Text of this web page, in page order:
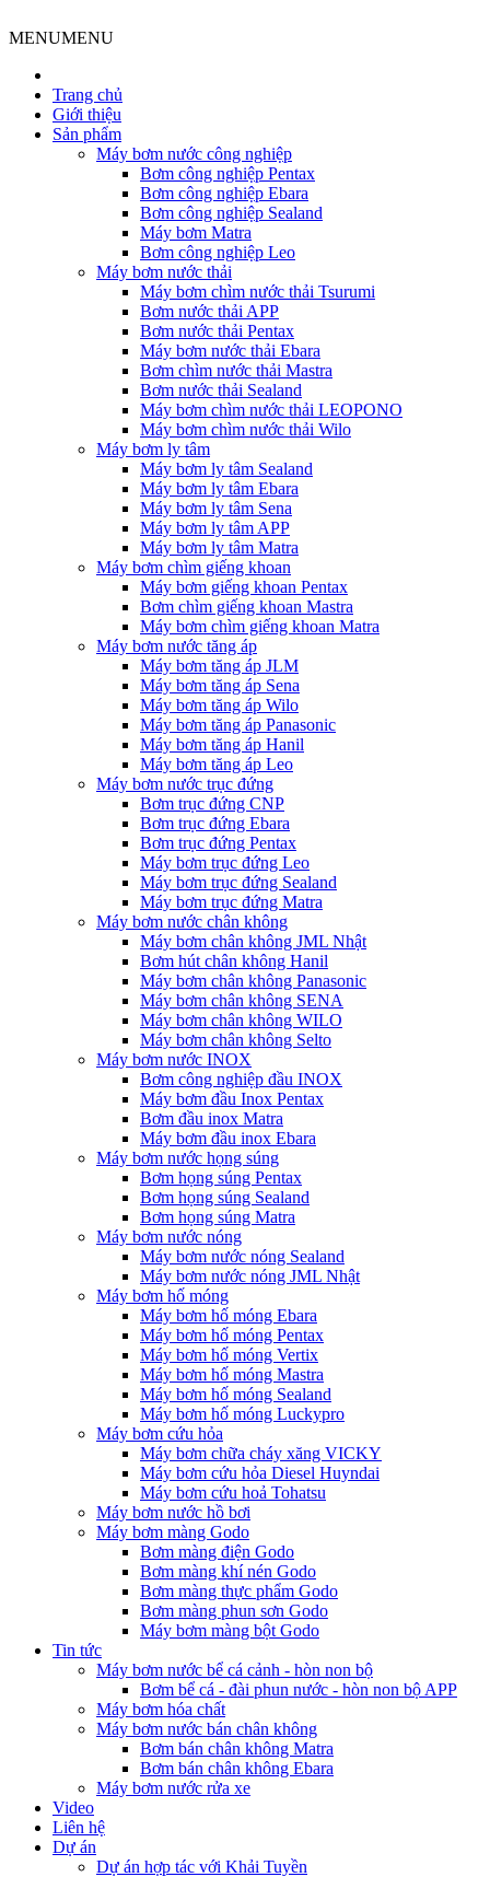
MENUMENU
Trang chủ
Giới thiệu
Sản phẩm
Máy bơm nước công nghiệp
Bơm công nghiệp Pentax
Bơm công nghiệp Ebara
Bơm công nghiệp Sealand
Máy bơm Matra
Bơm công nghiệp Leo
Máy bơm nước thải
Máy bơm chìm nước thải Tsurumi
Bơm nước thải APP
Bơm nước thải Pentax
Máy bơm nước thải Ebara
Bơm chìm nước thải Mastra
Bơm nước thải Sealand
Máy bơm chìm nước thải LEOPONO
Máy bơm chìm nước thải Wilo
Máy bơm ly tâm
Máy bơm ly tâm Sealand
Máy bơm ly tâm Ebara
Máy bơm ly tâm Sena
Máy bơm ly tâm APP
Máy bơm ly tâm Matra
Máy bơm chìm giếng khoan
Máy bơm giếng khoan Pentax
Bơm chìm giếng khoan Mastra
Máy bơm chìm giếng khoan Matra
Máy bơm nước tăng áp
Máy bơm tăng áp JLM
Máy bơm tăng áp Sena
Máy bơm tăng áp Wilo
Máy bơm tăng áp Panasonic
Máy bơm tăng áp Hanil
Máy bơm tăng áp Leo
Máy bơm nước trục đứng
Bơm trục đứng CNP
Bơm trục đứng Ebara
Bơm trục đứng Pentax
Máy bơm trục đứng Leo
Máy bơm trục đứng Sealand
Máy bơm trục đứng Matra
Máy bơm nước chân không
Máy bơm chân không JML Nhật
Bơm hút chân không Hanil
Máy bơm chân không Panasonic
Máy bơm chân không SENA
Máy bơm chân không WILO
Máy bơm chân không Selto
Máy bơm nước INOX
Bơm công nghiệp đầu INOX
Máy bơm đầu Inox Pentax
Bơm đầu inox Matra
Máy bơm đầu inox Ebara
Máy bơm nước họng súng
Bơm họng súng Pentax
Bơm họng súng Sealand
Bơm họng súng Matra
Máy bơm nước nóng
Máy bơm nước nóng Sealand
Máy bơm nước nóng JML Nhật
Máy bơm hố móng
Máy bơm hố móng Ebara
Máy bơm hố móng Pentax
Máy bơm hố móng Vertix
Máy bơm hố móng Mastra
Máy bơm hố móng Sealand
Máy bơm hố móng Luckypro
Máy bơm cứu hỏa
Máy bơm chữa cháy xăng VICKY
Máy bơm cứu hỏa Diesel Huyndai
Máy bơm cứu hoả Tohatsu
Máy bơm nước hồ bơi
Máy bơm màng Godo
Bơm màng điện Godo
Bơm màng khí nén Godo
Bơm màng thực phẩm Godo
Bơm màng phun sơn Godo
Máy bơm màng bột Godo
Tin tức
Máy bơm nước bể cá cảnh - hòn non bộ
Bơm bể cá - đài phun nước - hòn non bộ APP
Máy bơm hóa chất
Máy bơm nước bán chân không
Bơm bán chân không Matra
Bơm bán chân không Ebara
Máy bơm nước rửa xe
Video
Liên hệ
Dự án
Dự án hợp tác với Khải Tuyền